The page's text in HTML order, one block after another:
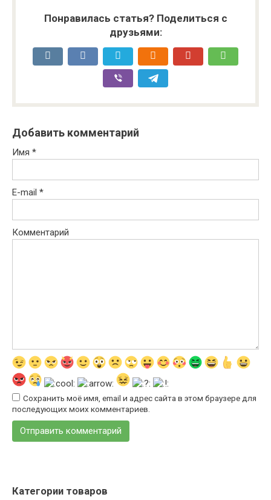
Понравилась статья? Поделиться с
друзьями:
Добавить комментарий
Имя *
E-mail *
Комментарий
Сохранить моё имя, email и адрес сайта в этом браузере для
последующих моих комментариев.
Категории товаров